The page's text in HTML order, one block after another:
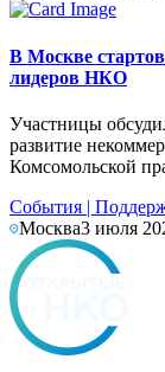
В Москве
лидеров НКО
Участницы
развитие
Комсомольской
События |
Москва3 июля